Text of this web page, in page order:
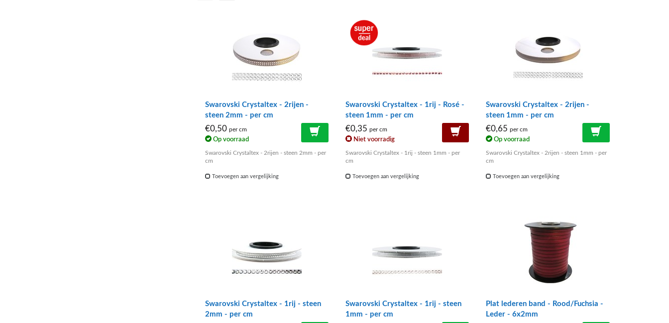
Swarovski Crystaltex - 2rijen -
steen 2mm - per cm
€0,50 per cm
Op voorraad
Swarovski Crystaltex - 2rijen - steen 2mm - per
cm
Toevoegen aan vergelijking
Swarovski Crystaltex - 1rij - Rosé -
steen 1mm - per cm
€0,35 per cm
Niet voorradig
Swarovski Crystaltex - 1rij - steen 1mm - per
cm
Toevoegen aan vergelijking
Swarovski Crystaltex - 2rijen -
steen 1mm - per cm
€0,65per cm
Op voorraad
Swarovski Crystaltex - 2rijen - steen 1mm - per
cm
Toevoegen aan vergelijking
Swarovski Crystaltex - 1rij - steen
2mm - per cm
Swarovski Crystaltex - 1rij - steen
1mm - per cm
Plat lederen band - Rood/Fuchsia -
Leder - 6x2mm